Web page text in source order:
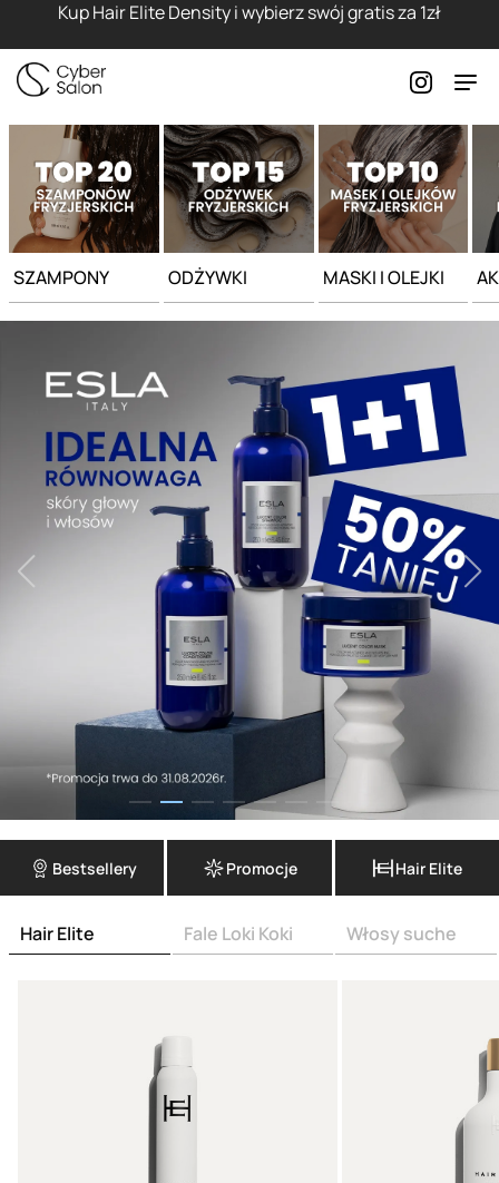
Kup Hair Elite Density i wybierz swój gratis za 1zł
SZAMPONY ODŻYWKI MASKI I OLEJKI
Bestsellery Promocje Hair Elite
Hair Elite Fale Loki Koki Włosy suche
Strona główna - Cyber Salon